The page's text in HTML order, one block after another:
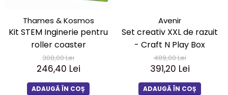
Thames & Kosmos
Kit STEM Inginerie pentru
roller coaster
308,00 Lei
246,40 Lei
ADAUGĂ ÎN COȘ
Avenir
Set creativ XXL de razuit
- Craft N Play Box
489,00 Lei
391,20 Lei
ADAUGĂ ÎN COȘ